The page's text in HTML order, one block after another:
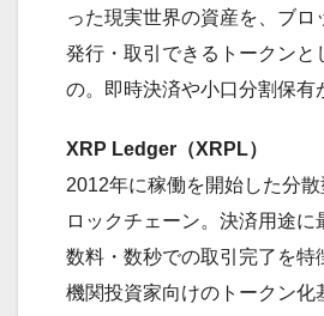
った現実世界の資産を、ブロ
発行・取引できるトークンと
の。即時決済や小口分割保有
XRP Ledger（XRPL）
2012年に稼働を開始した分
ロックチェーン。決済用途に
数料・数秒での取引完了を特
機関投資家向けのトークン化